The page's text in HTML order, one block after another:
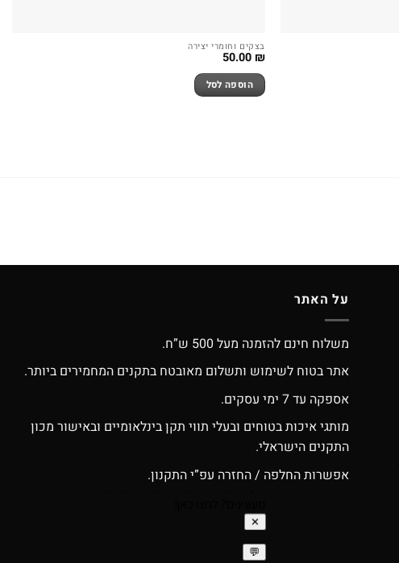
בצקים וחומרי יצירה
50.00 ₪
הוספה לסל
על האתר
משלוח חינם להזמנה מעל 500 ש”ח.
אתר בטוח לשימוש ותשלום מאובטח בתקנים המחמירים ביותר.
אספקה עד 7 ימי עסקים.
מותגי איכות בטוחים ובעלי תווי תקן בינלאומיים ובאישור מכון
התקנים הישראלי.
אפשרות החלפה / החזרה עפ”י התקנון.